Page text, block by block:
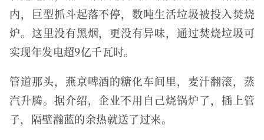
内，巨型抓斗起落不停，数吨生活垃圾被投入焚烧
炉。这里没有黑烟，更没有异味，通过焚烧垃圾可
实现年发电超9亿千瓦时。
管道那头，燕京啤酒的糖化车间里，麦汁翻滚，蒸
汽升腾。据介绍，企业不用自己烧锅炉了，插上管
子，隔壁瀚蓝的余热就送了过来。